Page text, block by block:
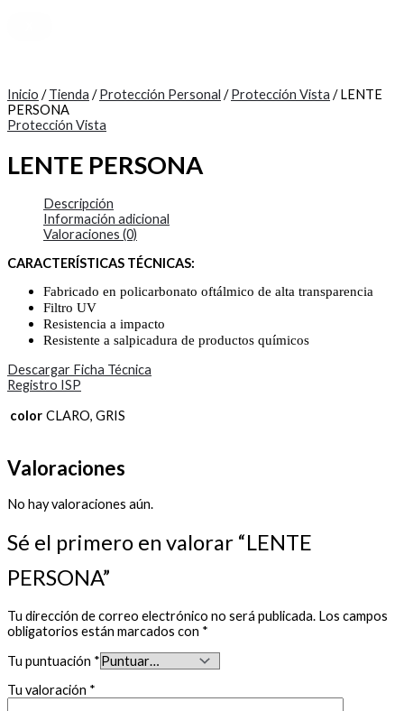
Inicio /Tienda /Protección Personal /Protección Vista / LENTE
PERSONA
Protección Vista
LENTE PERSONA
Descripción
Información adicional
Valoraciones (0)
CARACTERÍSTICAS TÉCNICAS:
Fabricado en policarbonato oftálmico de alta transparencia
Filtro UV
Resistencia a impacto
Resistente a salpicadura de productos químicos
Descargar Ficha Técnica
Registro ISP
color CLARO, GRIS
Valoraciones
No hay valoraciones aún.
Sé el primero en valorar “LENTE
PERSONA”
Tu dirección de correo electrónico no será publicada. Los campos
obligatorios están marcados con *
Tu puntuación *
Tu valoración *